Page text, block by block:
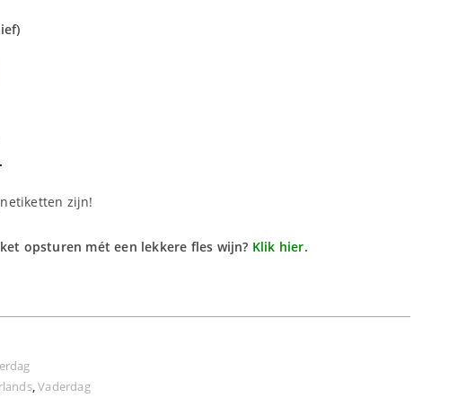
zijn!
opsturen mét een lekkere fles wijn? Klik hier.
,Vaderdag